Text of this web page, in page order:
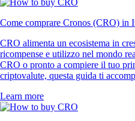
Come comprare Cronos (CRO) in
CRO alimenta un ecosistema in
ricompense e utilizzo nel mondo
CRO o pronto a compiere il tuo
criptovalute, questa guida ti
Learn more